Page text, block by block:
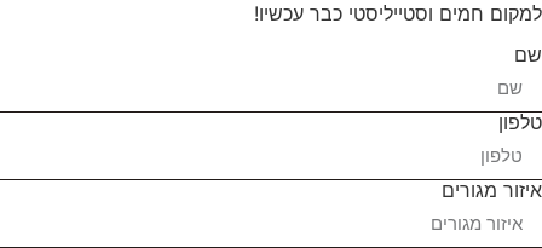
למקום חמים וסטייליסטי כבר עכשיו!
שם
טלפון
איזור מגורים